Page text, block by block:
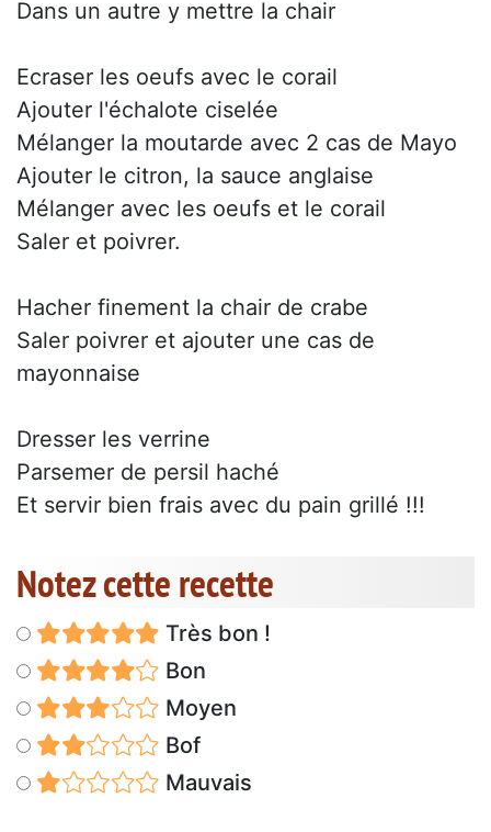
Dans un autre y mettre la chair
Ecraser les oeufs avec le corail
Ajouter l'échalote ciselée
Mélanger la moutarde avec 2 cas de Mayo
Ajouter le citron, la sauce anglaise
Mélanger avec les oeufs et le corail
Saler et poivrer.
Hacher finement la chair de crabe
Saler poivrer et ajouter une cas de
mayonnaise
Dresser les verrine
Parsemer de persil haché
Et servir bien frais avec du pain grillé !!!
Notez cette recette
Très bon !
Bon
Moyen
Bof
Mauvais